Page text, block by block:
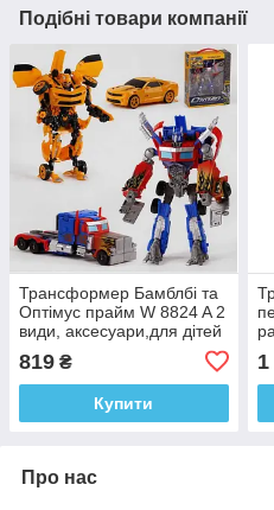
Подібні товари компанії
Трансформер Бамблбі та
Оптімус прайм W 8824 A 2
види, аксесуари,для дітей
від 3х років ціна за 1 героя
819 ₴
Купити
Про нас